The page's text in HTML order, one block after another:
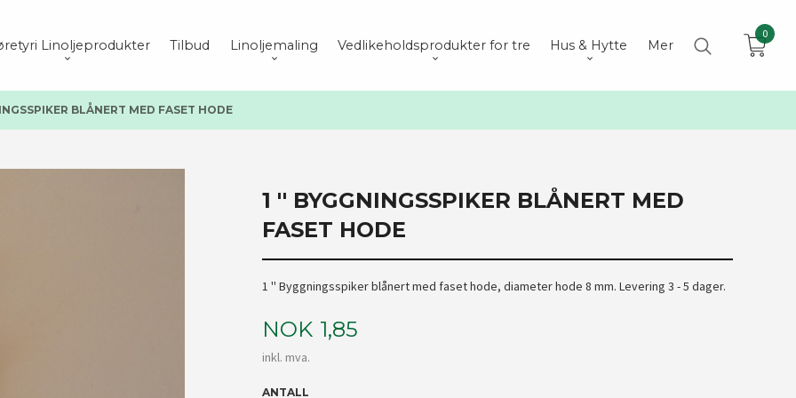
Linoljeprodukter Tilbud Linoljemaling Vedlikeholdsprodukter for tre Hus & Hytte Mer
0
BLÅNERT MED FASET HODE
1 '' BYGGNINGSSPIKER BLÅNERT MED
FASET HODE
1 '' Byggningsspiker blånert med faset hode, diameter hode 8 mm. Levering 3 - 5 dager.
Pris
NOK 1,85
inkl. mva.
ANTALL